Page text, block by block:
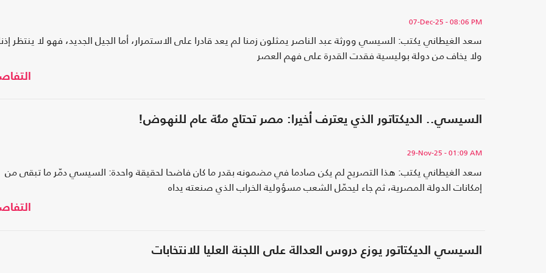
07-Dec-25 - 08:06 PM
سعد الغيطاني يكتب: السيسي وورثة عبد الناصر يمثلون زمنا لم يعد قادرا على الاستمرار، أما الجيل الجديد، فهو لا ينتظر
ولا يخاف من دولة بوليسية فقدت القدرة على فهم العصر
السيسي.. الديكتاتور الذي يعترف أخيرا: مصر تحتاج مئة عام للنهوض!
29-Nov-25 - 01:09 AM
سعد الغيطاني يكتب: هذا التصريح لم يكن صادما في مضمونه بقدر ما كان فاضحا لحقيقة واحدة: السيسي دمّر ما تبقى من
إمكانات الدولة المصرية، ثم جاء ليحمّل الشعب مسؤولية الخراب الذي صنعته يداه
السيسي الديكتاتور يوزع دروس العدالة على اللجنة العليا للانتخابات